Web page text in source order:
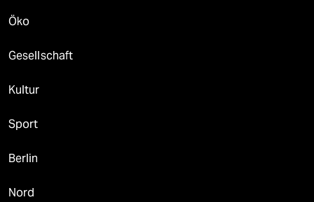
Öko
Gesellschaft
Kultur
Sport
Berlin
Nord